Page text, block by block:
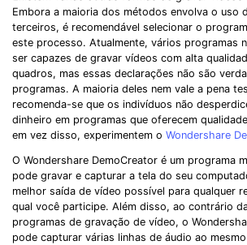
Embora a maioria dos métodos envolva o uso
terceiros, é recomendável selecionar o
este processo. Atualmente, vários programas
ser capazes de gravar vídeos com alta
quadros, mas essas declarações não são
programas. A maioria deles nem vale a pena
recomenda-se que os indivíduos não
dinheiro em programas que oferecem
em vez disso, experimentem o Wondershare
O Wondershare DemoCreator é um programa
pode gravar e capturar a tela do seu
melhor saída de vídeo possível para qualquer
qual você participe. Além disso, ao contrário
programas de gravação de vídeo, o
pode capturar várias linhas de áudio ao